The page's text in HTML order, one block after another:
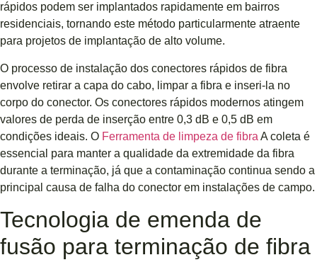
rápidos podem ser implantados rapidamente em bairros
residenciais, tornando este método particularmente atraente
para projetos de implantação de alto volume.
O processo de instalação dos conectores rápidos de fibra
envolve retirar a capa do cabo, limpar a fibra e inseri-la no
corpo do conector. Os conectores rápidos modernos atingem
valores de perda de inserção entre 0,3 dB e 0,5 dB em
condições ideais. O Ferramenta de limpeza de fibra A coleta é
essencial para manter a qualidade da extremidade da fibra
durante a terminação, já que a contaminação continua sendo a
principal causa de falha do conector em instalações de campo.
Tecnologia de emenda de
fusão para terminação de fibra